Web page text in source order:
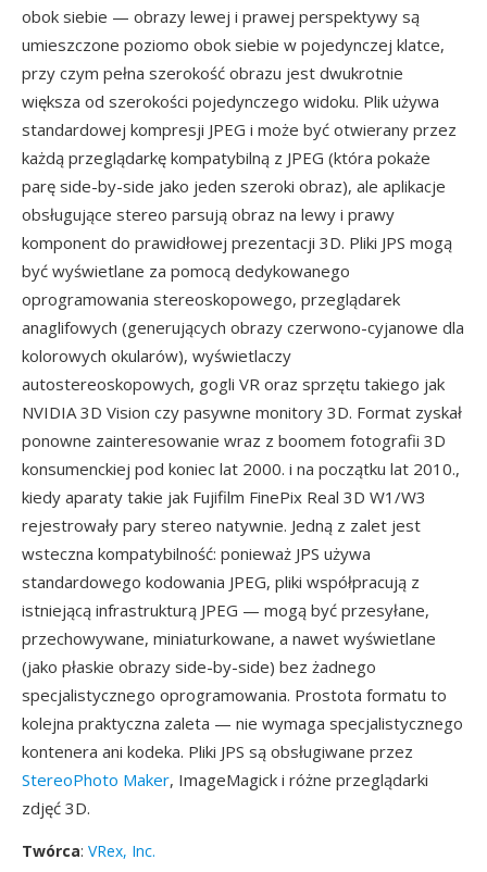
obok siebie — obrazy lewej i prawej perspektywy są
umieszczone poziomo obok siebie w pojedynczej klatce,
przy czym pełna szerokość obrazu jest dwukrotnie
większa od szerokości pojedynczego widoku. Plik używa
standardowej kompresji JPEG i może być otwierany przez
każdą przeglądarkę kompatybilną z JPEG (która pokaże
parę side-by-side jako jeden szeroki obraz), ale aplikacje
obsługujące stereo parsują obraz na lewy i prawy
komponent do prawidłowej prezentacji 3D. Pliki JPS mogą
być wyświetlane za pomocą dedykowanego
oprogramowania stereoskopowego, przeglądarek
anaglifowych (generujących obrazy czerwono-cyjanowe dla
kolorowych okularów), wyświetlaczy
autostereoskopowych, gogli VR oraz sprzętu takiego jak
NVIDIA 3D Vision czy pasywne monitory 3D. Format zyskał
ponowne zainteresowanie wraz z boomem fotografii 3D
konsumenckiej pod koniec lat 2000. i na początku lat 2010.,
kiedy aparaty takie jak Fujifilm FinePix Real 3D W1/W3
rejestrowały pary stereo natywnie. Jedną z zalet jest
wsteczna kompatybilność: ponieważ JPS używa
standardowego kodowania JPEG, pliki współpracują z
istniejącą infrastrukturą JPEG — mogą być przesyłane,
przechowywane, miniaturkowane, a nawet wyświetlane
(jako płaskie obrazy side-by-side) bez żadnego
specjalistycznego oprogramowania. Prostota formatu to
kolejna praktyczna zaleta — nie wymaga specjalistycznego
kontenera ani kodeka. Pliki JPS są obsługiwane przez
StereoPhoto Maker, ImageMagick i różne przeglądarki
zdjęć 3D.
Twórca: VRex, Inc.